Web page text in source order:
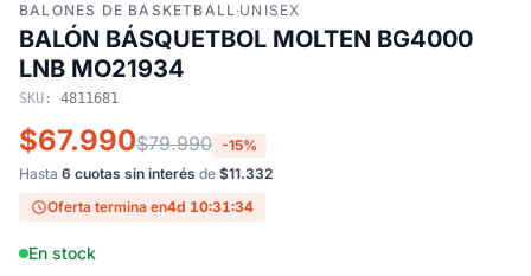
BALONES DE BASKETBALL·UNISEX
BALÓN BÁSQUETBOL MOLTEN BG4000
LNB MO21934
SKU: 4811681
$67.990$79.990 -15%
Hasta 6 cuotas sin interés de $11.332
Oferta termina en4d 10:31:34
En stock